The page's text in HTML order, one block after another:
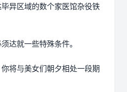
异区域的数个家医馆杂役铁
达就一些特殊条件。
你将与美女们朝夕相处一段期